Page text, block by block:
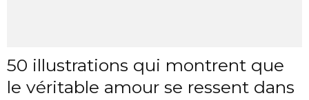
50 illustrations qui montrent que
le véritable amour se ressent dans